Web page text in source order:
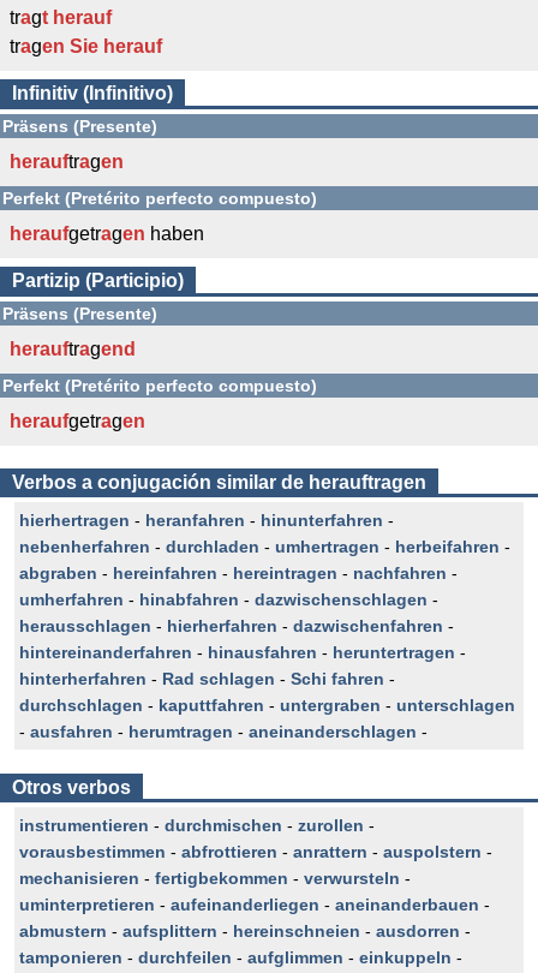
tragt herauf
tragen Sie herauf
Infinitiv (Infinitivo)
Präsens (Presente)
herauftragen
Perfekt (Pretérito perfecto compuesto)
heraufgetragen haben
Partizip (Participio)
Präsens (Presente)
herauftragend
Perfekt (Pretérito perfecto compuesto)
heraufgetragen
Verbos a conjugación similar de herauftragen
hierhertragen - heranfahren - hinunterfahren -
nebenherfahren - durchladen - umhertragen - herbeifahren -
abgraben - hereinfahren - hereintragen - nachfahren -
umherfahren - hinabfahren - dazwischenschlagen -
herausschlagen - hierherfahren - dazwischenfahren -
hintereinanderfahren - hinausfahren - heruntertragen -
hinterherfahren - Rad schlagen - Schi fahren -
durchschlagen - kaputtfahren - untergraben - unterschlagen
- ausfahren - herumtragen - aneinanderschlagen -
Otros verbos
instrumentieren - durchmischen - zurollen -
vorausbestimmen - abfrottieren - anrattern - auspolstern -
mechanisieren - fertigbekommen - verwursteln -
uminterpretieren - aufeinanderliegen - aneinanderbauen -
abmustern - aufsplittern - hereinschneien - ausdorren -
tamponieren - durchfeilen - aufglimmen - einkuppeln -